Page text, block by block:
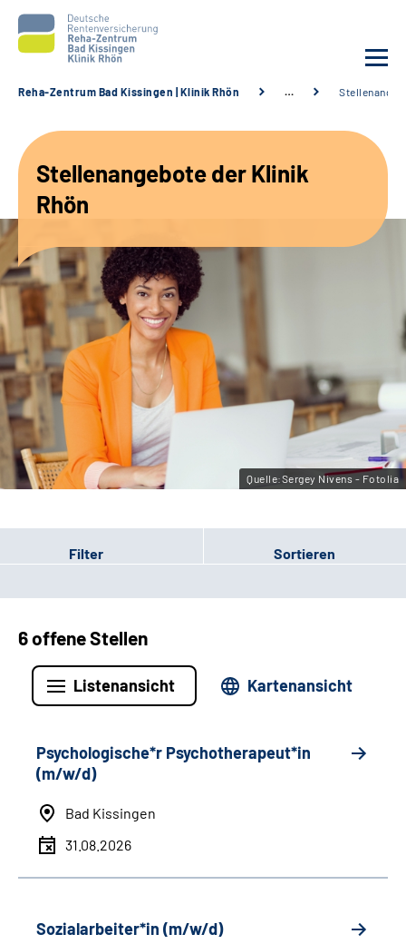
Unsere Angebote
Karriere
Sozialdienste & Zuweisende
Suche
Leichte Sprache
Gebärdensprache
Reha-Zentrum Bad Kissingen | Klinik Rhön …
Stellenangebote der Klinik
Rhön
Quelle:Sergey Nivens - Fotolia
Filter Sortieren
6 offene Stellen
Listenansicht Kartenansicht
Psychologische*r Psychotherapeut*in
(m/w/d)
Bad Kissingen
31.08.2026
Sozialarbeiter*in (m/w/d)